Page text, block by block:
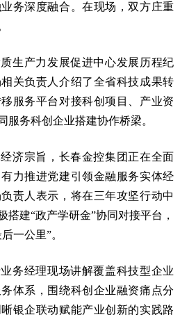
务深度融合。在现场，双方庄重
生产力发展促进中心发展历程纪
关负责人介绍了全省科技成果转
服务平台对接科创项目、产业资
服务科创企业搭建协作桥梁。
济宗旨，长春金控集团正在全面
力推进党建引领金融服务实体经
责人表示，将在三年攻坚行动中
搭建“政产学研金”协同对接平台，
一公里”。
务经理现场讲解覆盖科技型企业
体系，围绕科创企业融资痛点分
银企联动赋能产业创新的实践路